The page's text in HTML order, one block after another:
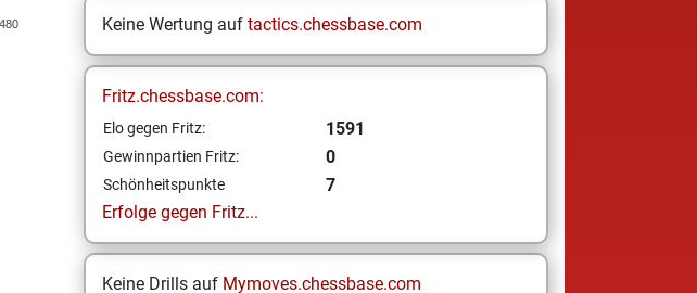
Keine Wertung auf tactics.chessbase.com
Fritz.chessbase.com:
Elo gegen Fritz: 1591
Gewinnpartien Fritz: 0
Schönheitspunkte
7
Erfolge gegen Fritz...
Keine Drills auf Mymoves.chessbase.com